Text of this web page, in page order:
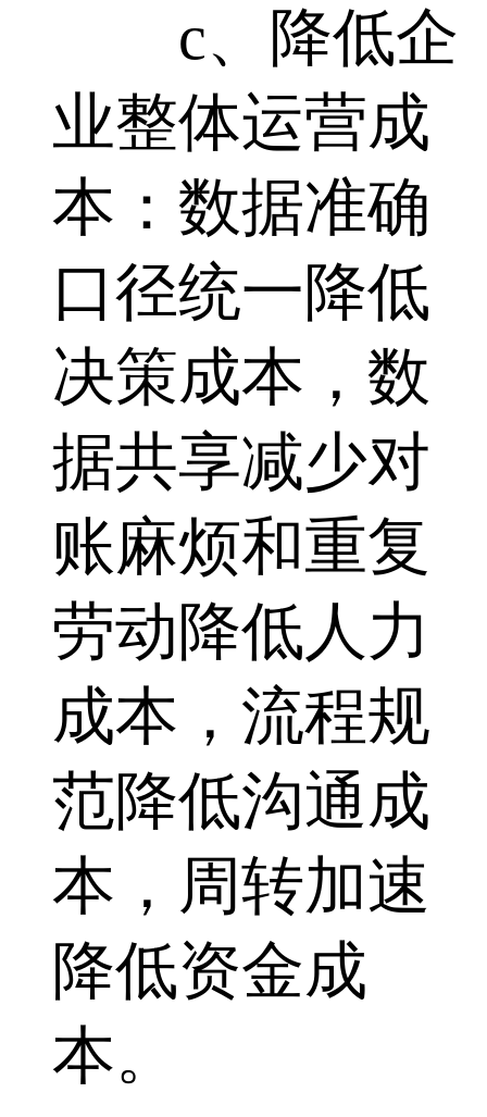
c、降低企
业整体运营成
本：数据准确
口径统一降低
决策成本，数
据共享减少对
账麻烦和重复
劳动降低人力
成本，流程规
范降低沟通成
本，周转加速
降低资金成
本。